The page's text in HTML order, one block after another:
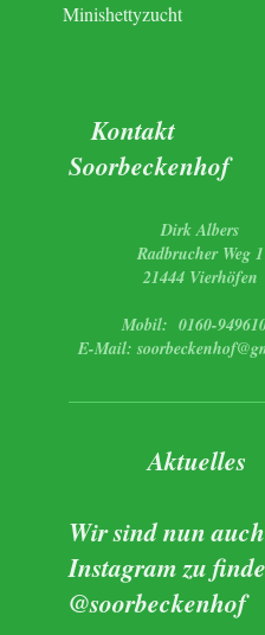
Minishettyzucht
Kontakt
Soorbeckenhof
Dirk Albers
Radbrucher Weg 1
21444 Vierhöfen
Mobil: 0160-
E-Mail:
Aktuelles
Wir sind nun
Instagram zu
@soorbeckenhof